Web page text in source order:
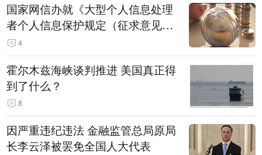
国家网信办就《大型个人信息处理
者个人信息保护规定（征求意见
稿）》公开征求意见
4
霍尔木兹海峡谈判推进 美国真正得
到了什么？
8
因严重违纪违法 金融监管总局原局
长李云泽被罢免全国人大代表